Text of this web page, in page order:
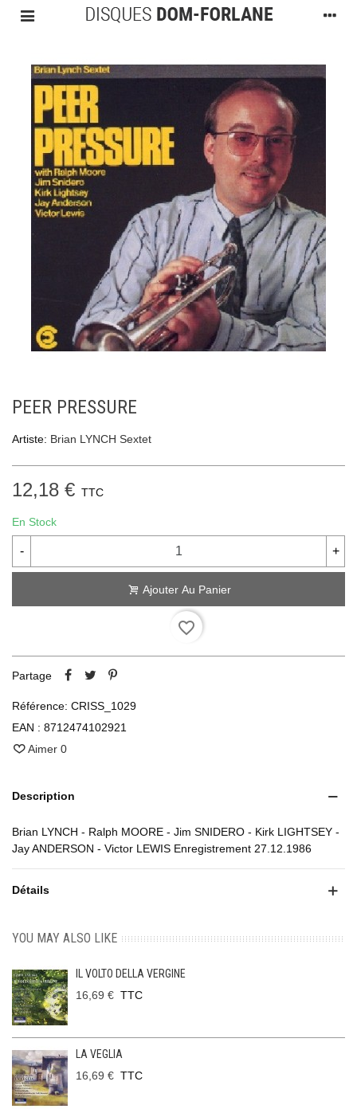
PEER PRESSURE
Artiste: Brian LYNCH Sextet
12,18 € TTC
En Stock
- +
Ajouter Au Panier
favorite_border
Partage
Référence: CRISS_1029
EAN : 8712474102921
Aimer 0
Description
Brian LYNCH - Ralph MOORE - Jim SNIDERO - Kirk LIGHTSEY -
Jay ANDERSON - Victor LEWIS Enregistrement 27.12.1986
Détails
YOU MAY ALSO LIKE
IL VOLTO DELLA VERGINE
16,69 € TTC
LA VEGLIA
16,69 € TTC